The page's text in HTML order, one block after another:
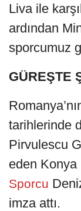
Liva ile
ardından
sporcumuz
GÜREŞTE
tarihlerinde
Pirvulescu
eden
Sporcu
imza attı.